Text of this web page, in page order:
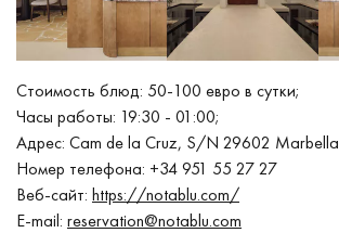
Стоимость блюд: 50-100 евро в сутки;
Часы работы: 19:30 - 01:00;
Адрес: Cam de la Cruz, S/N 29602 Marbella
Номер телефона: +34 951 55 27 27
Веб-сайт: https://notablu.com/
E-mail: reservation@notablu.com